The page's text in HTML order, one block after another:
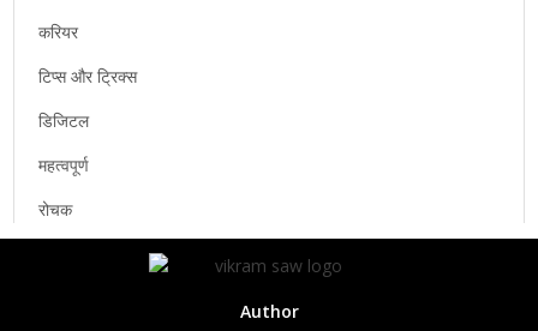
करियर
टिप्स और ट्रिक्स
डिजिटल
महत्वपूर्ण
रोचक
Author